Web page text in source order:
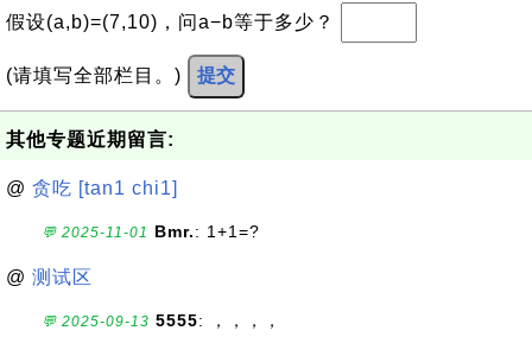
假设(a,b)=(7,10)，问a−b等于多少？
(请填写全部栏目。) 提交
其他专题近期留言:
@ 贪吃 [tan1 chi1]
💬 2025-11-01 Bmr.: 1+1=?
@ 测试区
💬 2025-09-13 5555: ，，，，